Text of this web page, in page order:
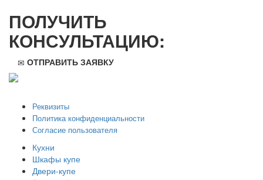
ПОЛУЧИТЬ
КОНСУЛЬТАЦИЮ:
ОТПРАВИТЬ ЗАЯВКУ
Реквизиты
Политика конфиденциальности
Согласие пользователя
Кухни
Шкафы купе
Двери-купе